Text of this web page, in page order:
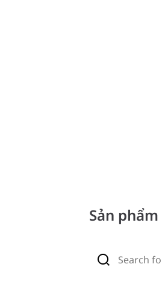
Sản phẩm